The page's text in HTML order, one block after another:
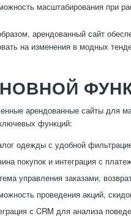
масштабирования при
арендованный сайт
на изменения в модных
арендованные сайты для
функций:
одежды с удобной
покупок и интеграция с
управления заказами,
проведения акций,
с CRM для анализа